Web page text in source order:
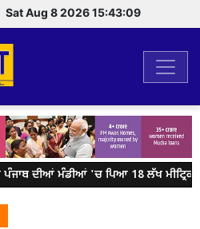
Sat Aug 8 2026 15:43:09
ਦੀਆਂ ਮੰਡੀਆਂ 'ਚ ਪਿਆ 18 ਲੱਖ ਮੀਟ੍ਰਿਕ